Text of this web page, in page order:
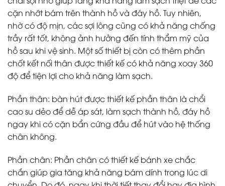
cặn nhớt bám trên thành hồ và đáy hồ. Tuy nhiên,
nhờ có độ mịn, các sợi lông cũng có khả năng chống
trầy rất tốt, không ảnh hưởng đến tính thẩm mỹ của
hồ sau khi vệ sinh. Một số thiết bị còn có thêm phần
chốt kết nối thân được thiết kế có khả năng xoay 360
độ để tiện lợi cho khả năng làm sạch.
Phần thân: bàn hút được thiết kế phần thân là chổi
cao su dẻo để dễ áp sát, làm sạch thành hồ, đáy hồ
ngay khi có cặn bẩn cứng đầu để hút vào hệ thống
chân không.
Phần chân: Phần chân có thiết kế bánh xe chắc
chắn giúp gia tăng khả năng bám dính trong lúc di